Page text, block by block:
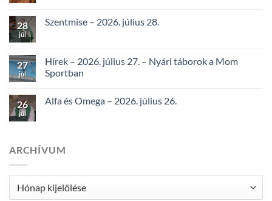
28
júl
Szentmise – 2026. július 28.
27
júl
Hírek – 2026. július 27. – Nyári táborok a Mom
Sportban
26
júl
Alfa és Omega – 2026. július 26.
ARCHÍVUM
Archívum